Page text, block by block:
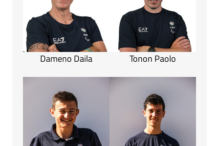
Dameno Daila Tonon Paolo